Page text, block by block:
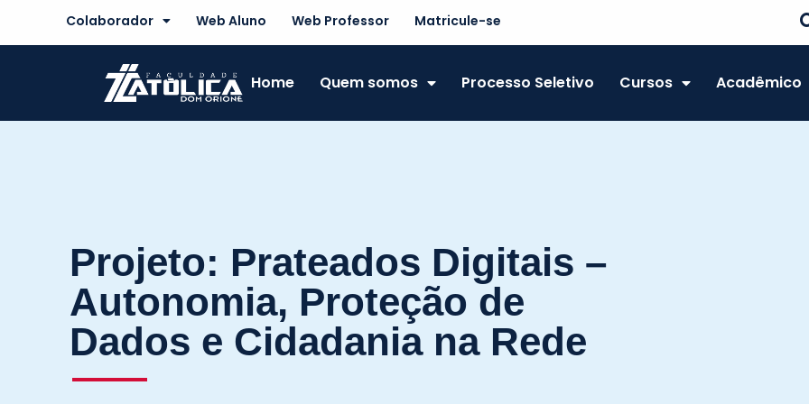
Colaborador Web Aluno Web Professor Matricule-se
Home Quem somos Processo Seletivo Cursos Acadêmico
Projeto: Prateados Digitais –
Autonomia, Proteção de
Dados e Cidadania na Rede